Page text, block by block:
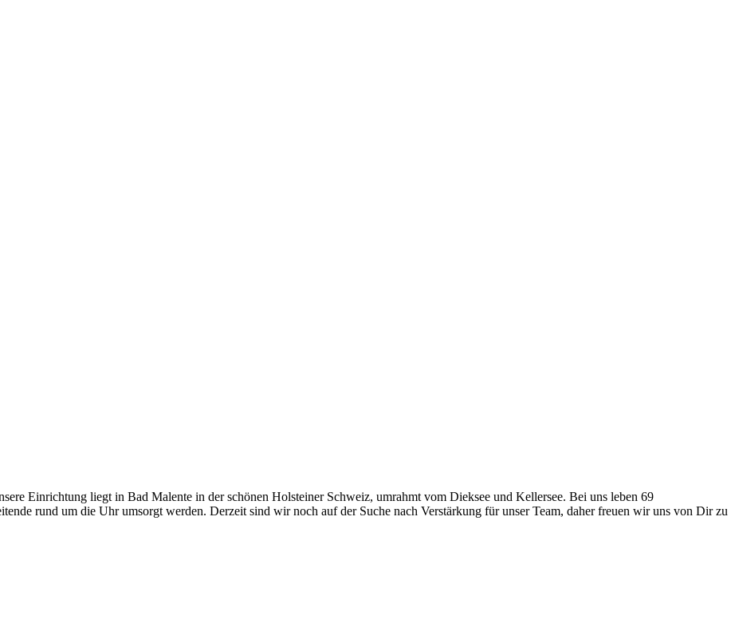
Einrichtung liegt in Bad Malente in der schönen Holsteiner Schweiz, umrahmt vom Dieksee und Kellersee. Bei uns leben 69
rund um die Uhr umsorgt werden. Derzeit sind wir noch auf der Suche nach Verstärkung für unser Team, daher freuen wir uns von Dir zu